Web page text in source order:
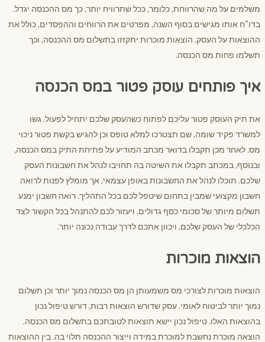
משלמים על מה שהרווחת, כלומר, ככל שתרוויח יותר, כך מס ההכנסה יגדל.
בדו"ח אותו מגישים בסוף השנה, מפרטים את הרווחים וההפסדים, כולל את
ההוצאות על העסק. הוצאות מוכרות יתקזזו בתשלום מס ההכנסה, וכך
תשלמו פחות מס הכנסה.
איך פותחים עוסק פטור במס הכנסה
את תיק העוסק פטור עליכם לפתוח כשהעסק שלכם יתחיל לפעול. גשו
למשרד פקיד שומה, שם תצטרכו למלא טופס וכן להגיש בקשת פטור ניכוי
מס. לאחר מכן תקבלו בדואר מכתב המודיע על פתיחת התיק במס הכנסה,
ובנוסף, במכתב תקבלו את השיטה בה תחויבו לנהל את חשבונות העסק
שלכם. תוכלו לנהל את החשבונות באופן עצמאי, אך מומלץ לפנות לרואה
חשבון מקצועי שמבין בתחום שיטפל לכם בכל התהליך. רואה חשבון ימנע
תשלום מיותר של סכומי כסף גדולים, ויעזור לכם להתנהל בכל הקשור לצד
הכלכלי של העסק שלכם, ויכוון אתכם לדרך עבודה נכונה יותר.
הוצאות מוכרות
הוצאות מוכרות לצורכי מס משמעותן הן מס הכנסה נמוך יותר וכן תשלום
נמוך יותר לביטוח לאומי. עסק שדורש הוצאות רבות, דורש טיפול נכון
בהוצאות האלו. טיפול נכון יישא תוצאות לטובתכם בתשלום מס הכנסה.
הוצאה מוכרת נחשבת למוכרת במידה וייצור ההכנסה תלוי בה. בין ההוצאות